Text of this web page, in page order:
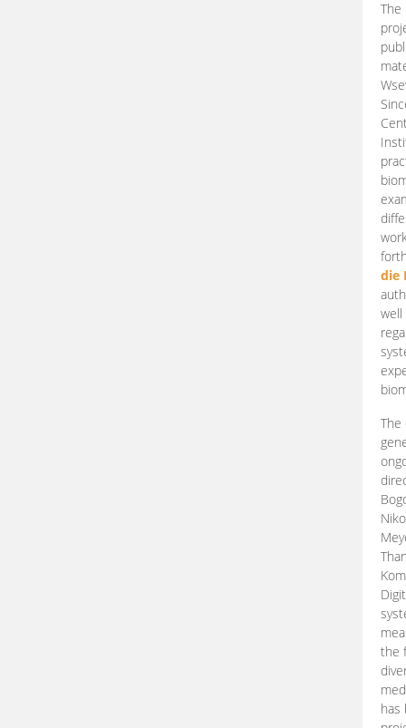
die
well
The
the
has